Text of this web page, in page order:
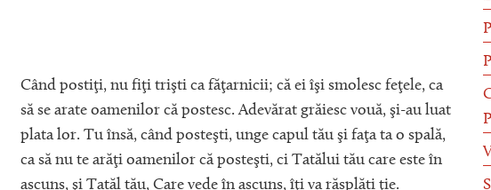
Când postiţi, nu fiţi trişti ca făţarnicii; că ei îşi smolesc feţele, ca
să se arate oamenilor că postesc. Adevărat grăiesc vouă, şi-au luat
plata lor. Tu însă, când posteşti, unge capul tău şi faţa ta o spală,
ca să nu te arăţi oamenilor că posteşti, ci Tatălui tău care este în
ascuns, şi Tatăl tău, Care vede în ascuns, îţi va răsplăti ţie.